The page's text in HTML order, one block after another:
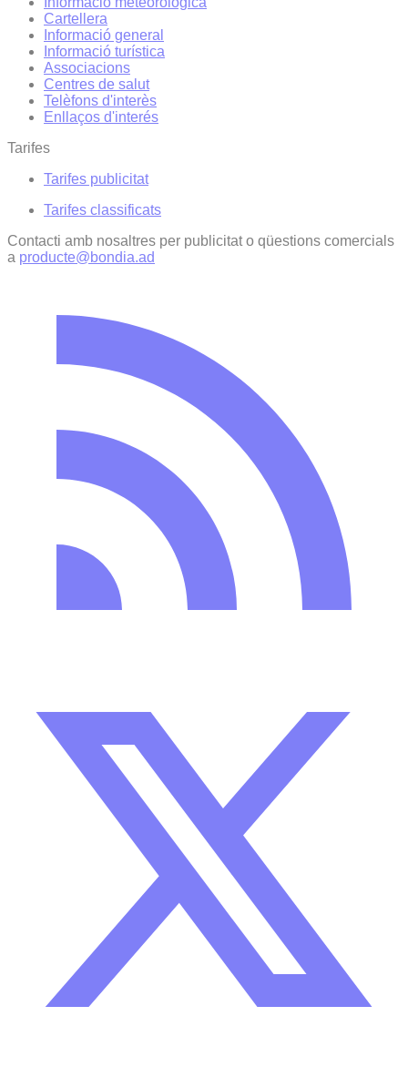
Cartellera
Informació general
Informació turística
Associacions
Centres de salut
Telèfons d'interès
Enllaços d'interés
Tarifes
Tarifes publicitat
Tarifes classificats
Contacti amb nosaltres per publicitat o qüestions comercials
a producte@bondia.ad